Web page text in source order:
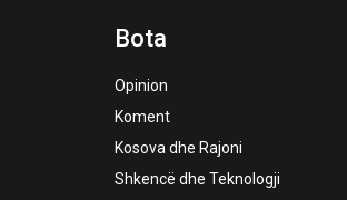
Bota
Opinion
Koment
Kosova dhe Rajoni
Shkencë dhe Teknologji